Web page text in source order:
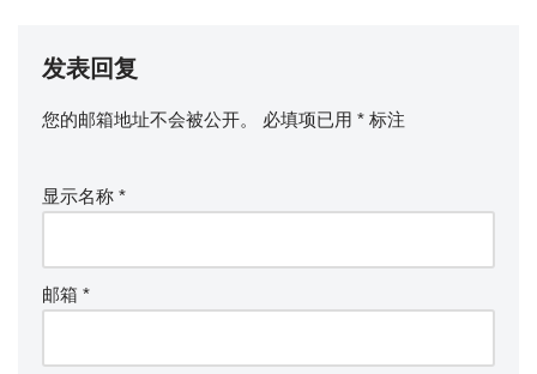
发表回复
您的邮箱地址不会被公开。 必填项已用 * 标注
显示名称 *
邮箱 *